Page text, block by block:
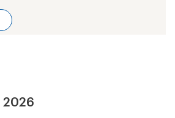
2026